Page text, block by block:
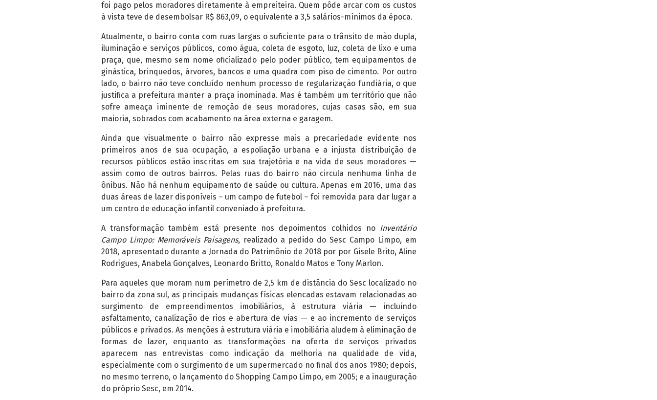
foi pago pelos moradores diretamente à empreiteira. Quem pôde arcar com os custos
à vista teve de desembolsar R$ 863,09, o equivalente a 3,5 salários-mínimos da época.
Atualmente, o bairro conta com ruas largas o suficiente para o trânsito de mão dupla,
iluminação e serviços públicos, como água, coleta de esgoto, luz, coleta de lixo e uma
praça, que, mesmo sem nome oficializado pelo poder público, tem equipamentos de
ginástica, brinquedos, árvores, bancos e uma quadra com piso de cimento. Por outro
lado, o bairro não teve concluído nenhum processo de regularização fundiária, o que
justifica a prefeitura manter a praça inominada. Mas é também um território que não
sofre ameaça iminente de remoção de seus moradores, cujas casas são, em sua
maioria, sobrados com acabamento na área externa e garagem.
Ainda que visualmente o bairro não expresse mais a precariedade evidente nos
primeiros anos de sua ocupação, a espoliação urbana e a injusta distribuição de
recursos públicos estão inscritas em sua trajetória e na vida de seus moradores —
assim como de outros bairros. Pelas ruas do bairro não circula nenhuma linha de
ônibus. Não há nenhum equipamento de saúde ou cultura. Apenas em 2016, uma das
duas áreas de lazer disponíveis – um campo de futebol – foi removida para dar lugar a
um centro de educação infantil conveniado à prefeitura.
A transformação também está presente nos depoimentos colhidos no Inventário
Campo Limpo: Memoráveis Paisagens, realizado a pedido do Sesc Campo Limpo, em
2018, apresentado durante a Jornada do Patrimônio de 2018 por por Gisele Brito, Aline
Rodrigues, Anabela Gonçalves, Leonardo Britto, Ronaldo Matos e Tony Marlon.
Para aqueles que moram num perímetro de 2,5 km de distância do Sesc localizado no
bairro da zona sul, as principais mudanças físicas elencadas estavam relacionadas ao
surgimento de empreendimentos imobiliários, à estrutura viária — incluindo
asfaltamento, canalização de rios e abertura de vias — e ao incremento de serviços
públicos e privados. As menções à estrutura viária e imobiliária aludem à eliminação de
formas de lazer, enquanto as transformações na oferta de serviços privados
aparecem nas entrevistas como indicação da melhoria na qualidade de vida,
especialmente com o surgimento de um supermercado no final dos anos 1980; depois,
no mesmo terreno, o lançamento do Shopping Campo Limpo, em 2005; e a inauguração
do próprio Sesc, em 2014.